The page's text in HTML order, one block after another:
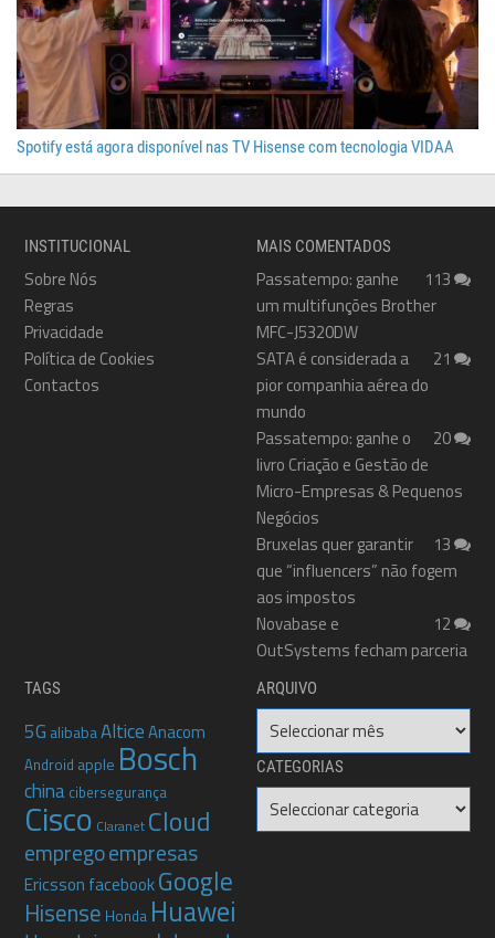
Spotify está agora disponível nas TV Hisense com tecnologia VIDAA
INSTITUCIONAL
Sobre Nós
Regras
Privacidade
Política de Cookies
Contactos
MAIS COMENTADOS
113
Passatempo: ganhe
um multifunções Brother
MFC-J5320DW
21
SATA é considerada a
pior companhia aérea do
mundo
20
Passatempo: ganhe o
livro Criação e Gestão de
Micro-Empresas & Pequenos
Negócios
13
Bruxelas quer garantir
que “influencers” não fogem
aos impostos
12
Novabase e
OutSystems fecham parceria
TAGS
5G alibabaAlticeAnacom
Android apple Bosch
china cibersegurança
Cisco Claranet Cloud
empregoempresas
Ericsson facebookGoogle
Hisense Honda Huawei
ARQUIVO
Arquivo
CATEGORIAS
Categorias